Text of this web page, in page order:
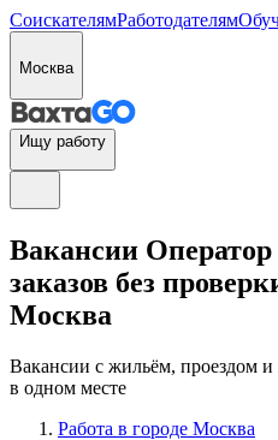
СоискателямРаботодателям
Москва
Ищу работу
Вакансии
заказов без
Москва
Вакансии с жильём, проездом
в одном месте
Работа в городе Москва